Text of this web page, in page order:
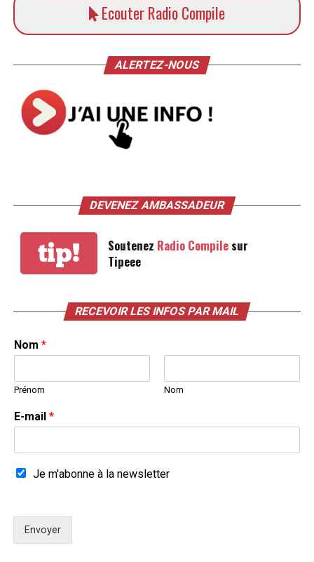
Ecouter Radio Compile
ALERTEZ-NOUS
DEVENEZ AMBASSADEUR
tip! Soutenez Radio Compilesur
Tipeee
RECEVOIR LES INFOS PAR MAIL
Nom *
Prénom Nom
E-mail *
Je m'abonne à la newsletter
Envoyer